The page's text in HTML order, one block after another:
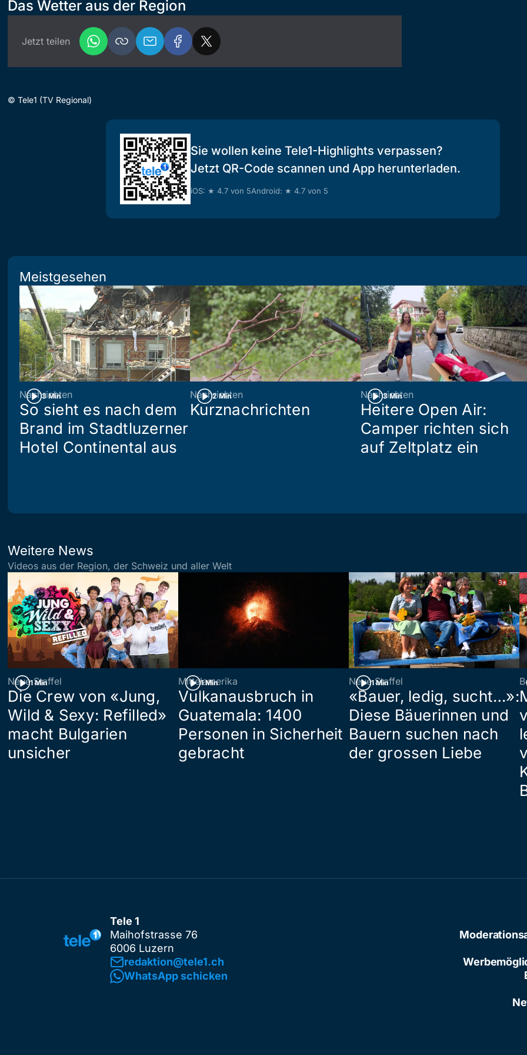
Das Wetter aus der Region
Jetzt teilen
© Tele1 (TV Regional)
Sie wollen keine Tele1-Highlights verpassen?
Jetzt QR-Code scannen und App herunterladen.
iOS: ★ 4.7 von 5Android: ★ 4.7 von 5
Meistgesehen
3 Min
Nachrichten
So sieht es nach dem
Brand im Stadtluzerner
Hotel Continental aus
2 Min
Nachrichten
Kurznachrichten
3 Min
Nachrichten
Heitere Open Air:
Camper richten sich
auf Zeltplatz ein
Weitere News
Videos aus der Region, der Schweiz und aller Welt
1 Min
Neue Staffel
Die Crew von «Jung,
Wild & Sexy: Refilled»
macht Bulgarien
unsicher
1 Min
Mittelamerika
Vulkanausbruch in
Guatemala: 1400
Personen in Sicherheit
gebracht
1 Min
Neue Staffel
«Bauer, ledig, sucht…»:
Diese Bäuerinnen und
Bauern suchen nach
der grossen Liebe
Tele 1
Maihofstrasse 76
6006 Luzern
redaktion@tele1.ch
WhatsApp schicken